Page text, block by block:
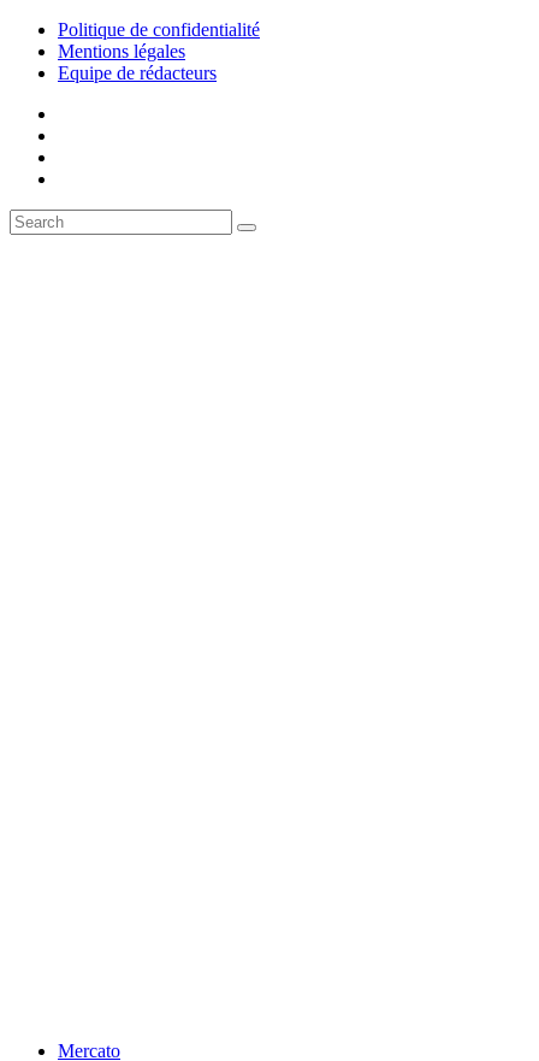
Politique de confidentialité
Mentions légales
Equipe de rédacteurs
Mercato